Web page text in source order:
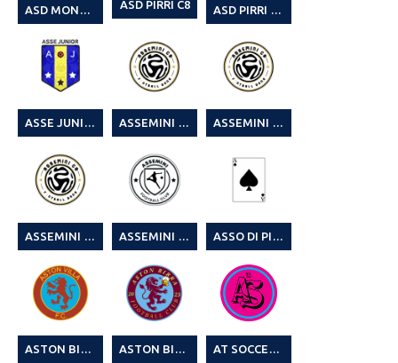
ASD MONTEURPINU ARSENAL ASD PIRRI C8 ASD PIRRI OVER 40 (1° TORNEO LEGA CALCIO A 8)
ASSE JUNIORS ASSEMINI C8 ASSEMINI C8 (3^ CAMPIONATO LEGA CALCIO A8 2024-25)
ASTON BIDDA ASTON BIRRA (4^ SUMMER C8 2025) AT SOCCER 5